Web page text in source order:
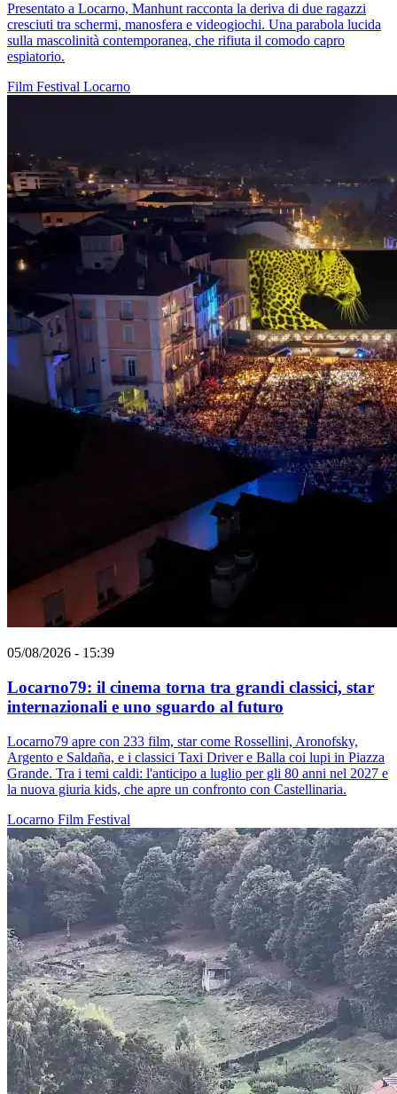
Presentato a Locarno, Manhunt racconta la deriva di due ragazzi
cresciuti tra schermi, manosfera e videogiochi. Una parabola lucida
sulla mascolinità contemporanea, che rifiuta il comodo capro
espiatorio.
Film Festival Locarno
05/08/2026 - 15:39
Locarno79: il cinema torna tra grandi classici, star
internazionali e uno sguardo al futuro
Locarno79 apre con 233 film, star come Rossellini, Aronofsky,
Argento e Saldaña, e i classici Taxi Driver e Balla coi lupi in Piazza
Grande. Tra i temi caldi: l'anticipo a luglio per gli 80 anni nel 2027 e
la nuova giuria kids, che apre un confronto con Castellinaria.
Locarno Film Festival